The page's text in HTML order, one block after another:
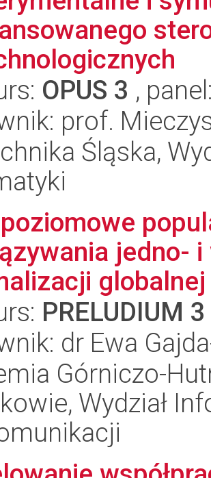
OPUS 3 ,
prof.
Śląska,
jedno-
globalnej
PRELUDIUM 3
dr Ewa
Górniczo-
Wydział